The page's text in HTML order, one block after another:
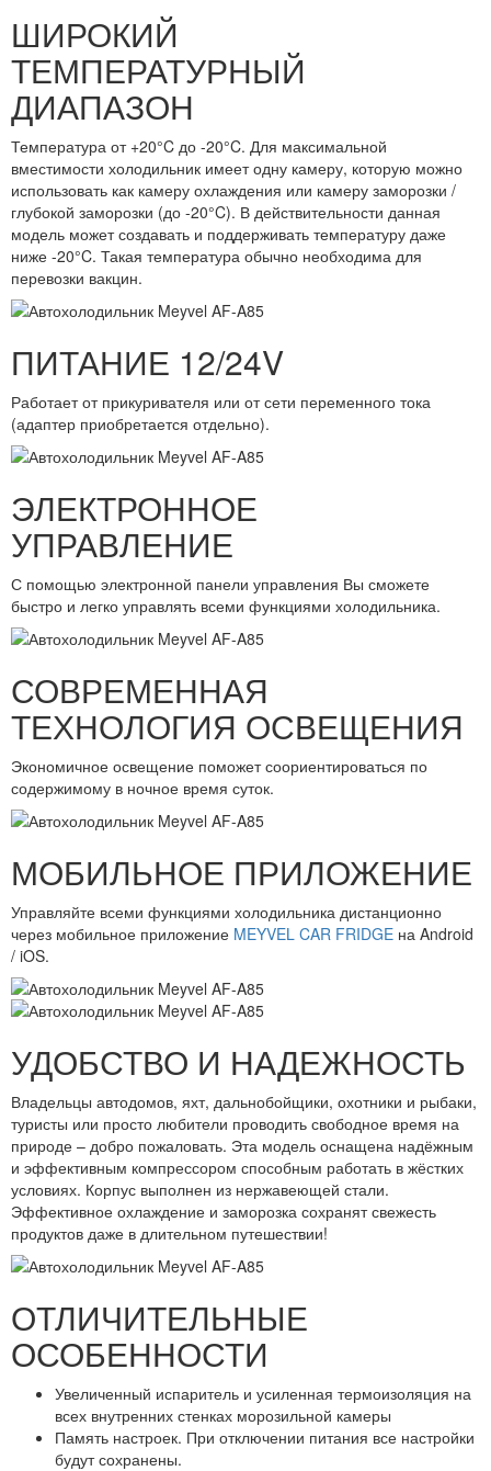
ШИРОКИЙ
ТЕМПЕРАТУРНЫЙ
ДИАПАЗОН
Температура от +20°C до -20°C. Для максимальной
вместимости холодильник имеет одну камеру, которую можно
использовать как камеру охлаждения или камеру заморозки /
глубокой заморозки (до -20°C). В действительности данная
модель может создавать и поддерживать температуру даже
ниже -20°C. Такая температура обычно необходима для
перевозки вакцин.
ПИТАНИЕ 12/24V
Работает от прикуривателя или от сети переменного тока
(адаптер приобретается отдельно).
ЭЛЕКТРОННОЕ
УПРАВЛЕНИЕ
С помощью электронной панели управления Вы сможете
быстро и легко управлять всеми функциями холодильника.
СОВРЕМЕННАЯ
ТЕХНОЛОГИЯ ОСВЕЩЕНИЯ
Экономичное освещение поможет соориентироваться по
содержимому в ночное время суток.
МОБИЛЬНОЕ ПРИЛОЖЕНИЕ
Управляйте всеми функциями холодильника дистанционно
через мобильное приложение MEYVEL CAR FRIDGE на Android
/ iOS.
УДОБСТВО И НАДЕЖНОСТЬ
Владельцы автодомов, яхт, дальнобойщики, охотники и рыбаки,
туристы или просто любители проводить свободное время на
природе – добро пожаловать. Эта модель оснащена надёжным
и эффективным компрессором способным работать в жёстких
условиях. Корпус выполнен из нержавеющей стали.
Эффективное охлаждение и заморозка сохранят свежесть
продуктов даже в длительном путешествии!
ОТЛИЧИТЕЛЬНЫЕ
ОСОБЕННОСТИ
Увеличенный испаритель и усиленная термоизоляция на
всех внутренних стенках морозильной камеры
Память настроек. При отключении питания все настройки
будут сохранены.